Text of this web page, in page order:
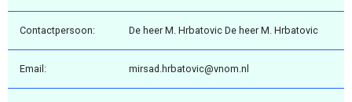
Contactpersoon: De heer M. Hrbatovic De heer M. Hrbatovic
Email: mirsad.hrbatovic@vnom.nl